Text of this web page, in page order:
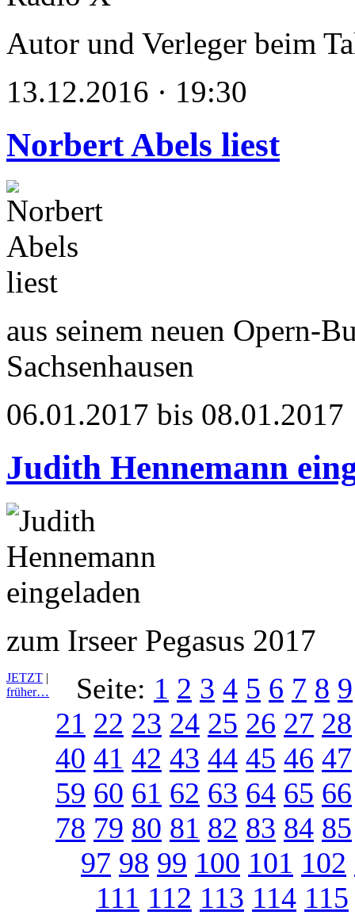
Autor und Verleger beim
13.12.2016 · 19:30
Norbert Abels liest
aus seinem neuen Opern-
Sachsenhausen
06.01.2017 bis 08.01.2017
Judith Hennemann
zum Irseer Pegasus 2017
JETZT |
früher…
Seite: 1 2 3 4 5 6 7 8 9
21 22 23 24 25 26 27 28
40 41 42 43 44 45 46 47
59 60 61 62 63 64 65 66
78 79 80 81 82 83 84 85
97 98 99 100 101 102
111 112 113 114 115